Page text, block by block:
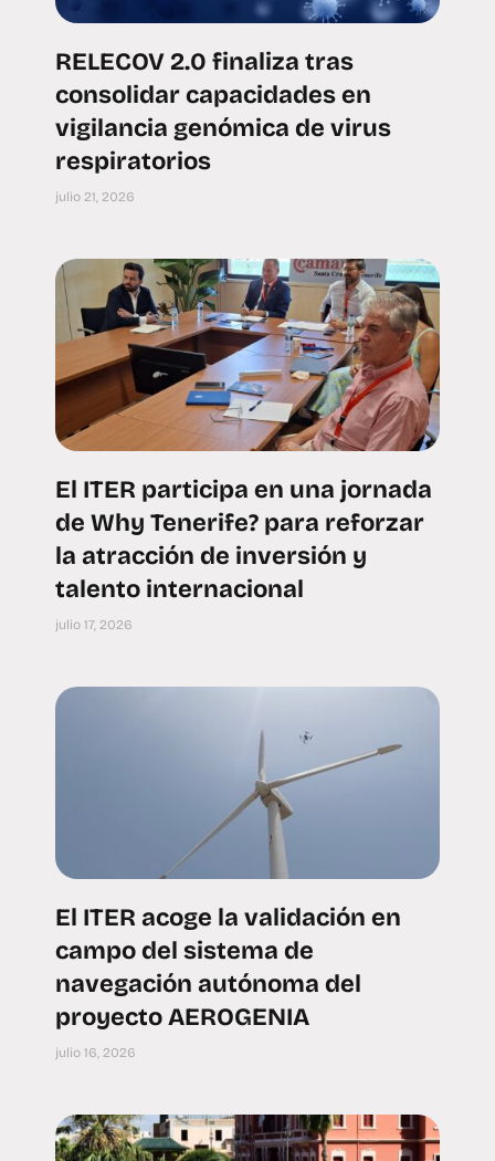
RELECOV 2.0 finaliza tras
consolidar capacidades en
vigilancia genómica de virus
respiratorios
julio 21, 2026
El ITER participa en una jornada
de Why Tenerife? para reforzar
la atracción de inversión y
talento internacional
julio 17, 2026
El ITER acoge la validación en
campo del sistema de
navegación autónoma del
proyecto AEROGENIA
julio 16, 2026